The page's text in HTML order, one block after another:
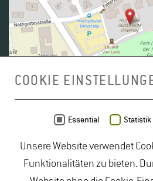
OpenStreetMap -
duales Studium Gartenbau|
COOKIE
Essential Statistik
Unsere Website verwendet
Funktionalitäten zu bieten.